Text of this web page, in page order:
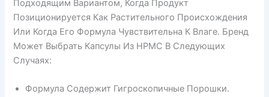
Подходящим Вариантом, Когда Продукт
Позиционируется Как Растительного Происхождения
Или Когда Его Формула Чувствительна К Влаге. Бренд
Может Выбрать Капсулы Из HPMC В Следующих
Случаях:
Формула Содержит Гигроскопичные Порошки.